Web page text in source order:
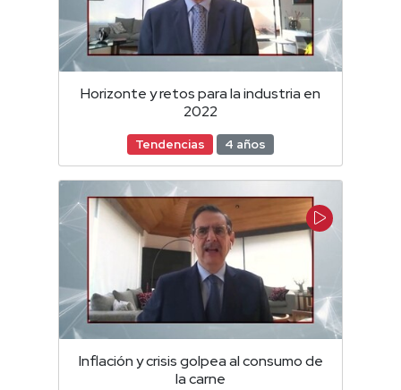
Horizonte y retos para la industria en
2022
Tendencias 4 años
Inflación y crisis golpea al consumo de
la carne